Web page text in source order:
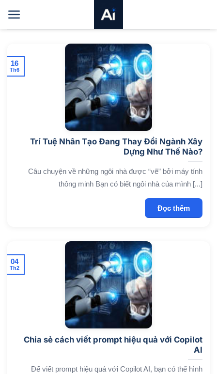
qua
nội
Trí Tuệ Nhân Tạo Đang Thay Đổi Ngành Xây
Dựng Như Thế Nào?
Câu chuyện về những ngôi nhà được “vẽ” bởi máy tính
thông minh Bạn có biết ngôi nhà của mình [...]
Đọc thêm
16
Th6
Chia sẻ cách viết prompt hiệu quả với Copilot
AI
Để viết prompt hiệu quả với Copilot AI, bạn có thể hình
04
Th2